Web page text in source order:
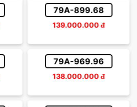
79A-899.68
139.000.000 đ
79A-969.96
138.000.000 đ